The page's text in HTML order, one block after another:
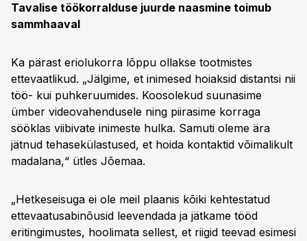
Tavalise töökorralduse juurde naasmine toimub
sammhaaval
Ka pärast eriolukorra lõppu ollakse tootmistes
ettevaatlikud. „Jälgime, et inimesed hoiaksid distantsi nii
töö- kui puhkeruumides. Koosolekud suunasime
ümber videovahendusele ning piirasime korraga
sööklas viibivate inimeste hulka. Samuti oleme ära
jätnud tehasekülastused, et hoida kontaktid võimalikult
madalana,“ ütles Jõemaa.
„Hetkeseisuga ei ole meil plaanis kõiki kehtestatud
ettevaatusabinõusid leevendada ja jätkame tööd
eritingimustes, hoolimata sellest, et riigid teevad esimesi